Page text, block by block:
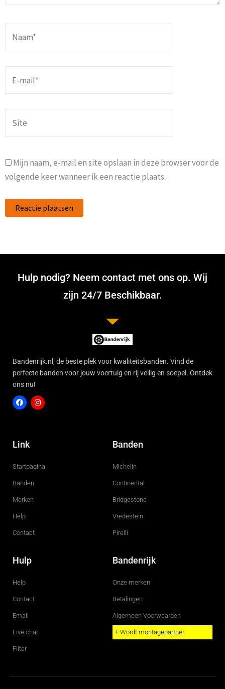
mail*
Mijn naam, e-mail en site opslaan in deze browser voor de
volgende keer wanneer ik een reactie plaats.
Hulp nodig? Neem contact met ons op. Wij
zijn 24/7 Beschikbaar.
Bandenrijk.nl, de beste plek voor kwaliteitsbanden. Vind de
perfecte banden voor jouw voertuig en rij veilig en soepel. Ontdek
ons nu!
c
e
o
g
r
Link
Startpagina
Banden
Merken
Help
Contact
Banden
Michelin
Continental
Bridgestone
Vredestein
Pirelli
Hulp
Help
Contact
Email
Live chat
Filter
Bandenrijk
Onze merken
Betalingen
Algemeen Voorwaarden
+ Wordt montagepartner